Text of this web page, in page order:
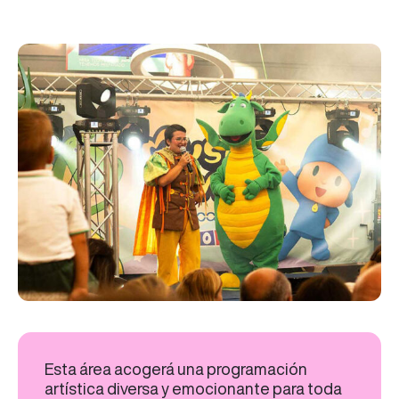
Esta área acogerá una programación
artística diversa y emocionante para toda